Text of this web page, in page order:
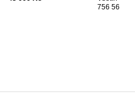
756 56